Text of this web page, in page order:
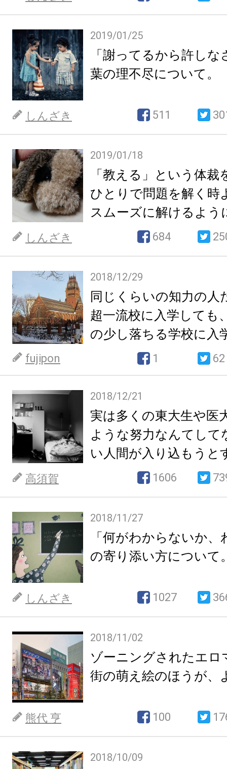
2019/01/25
「謝ってるから許し
葉の理不尽について。
しんざき 511
2019/01/18
「教える」という体
ひとりで問題を解く時
スムーズに解けるよう
しんざき 684
2018/12/29
同じくらいの知力の人
超一流校に入学しても
の少し落ちる学校に入
後の人生はそんなに変
fujipon 1 62
2018/12/21
実は多くの東大生や医
ような努力なんてして
い人間が入り込もうと
なだけなのだ
高須賀 1606
2018/11/27
「何がわからないか
の寄り添い方について
しんざき 1027
2018/11/02
ゾーニングされたエロ
街の萌え絵のほうが、
熊代 亨 100
2018/10/09